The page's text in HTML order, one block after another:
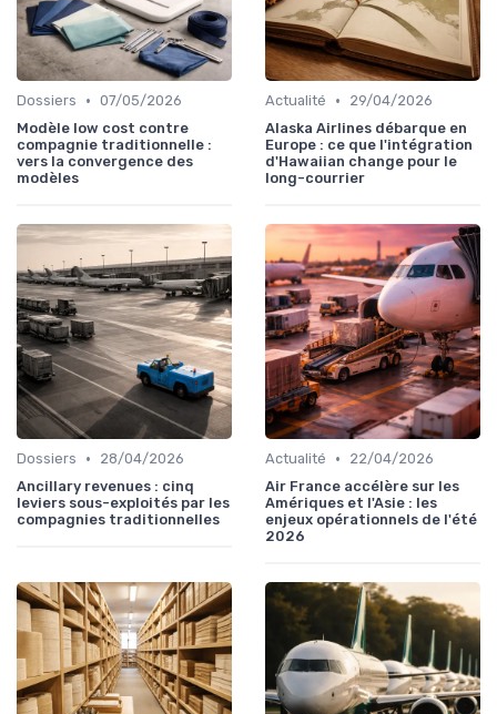
Dossiers • 07/05/2026
Modèle low cost contre
compagnie traditionnelle :
vers la convergence des
modèles
Actualité •
29/04/2026
Alaska Airlines débarque en
Europe : ce que l'intégration
d'Hawaiian change pour le
long-courrier
Dossiers •
28/04/2026
Ancillary revenues : cinq
leviers sous-exploités par les
compagnies traditionnelles
Actualité •
22/04/2026
Air France accélère sur les
Amériques et l'Asie : les
enjeux opérationnels de l'été
2026